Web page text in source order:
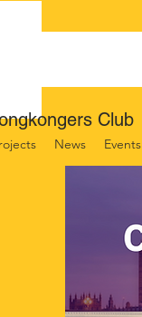
Club
News Events